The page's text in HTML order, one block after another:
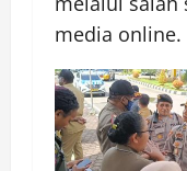
media online.